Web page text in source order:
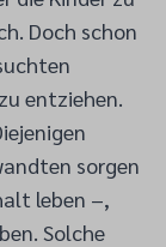
Doch schon
entziehen.
sorgen
leben –,
Solche